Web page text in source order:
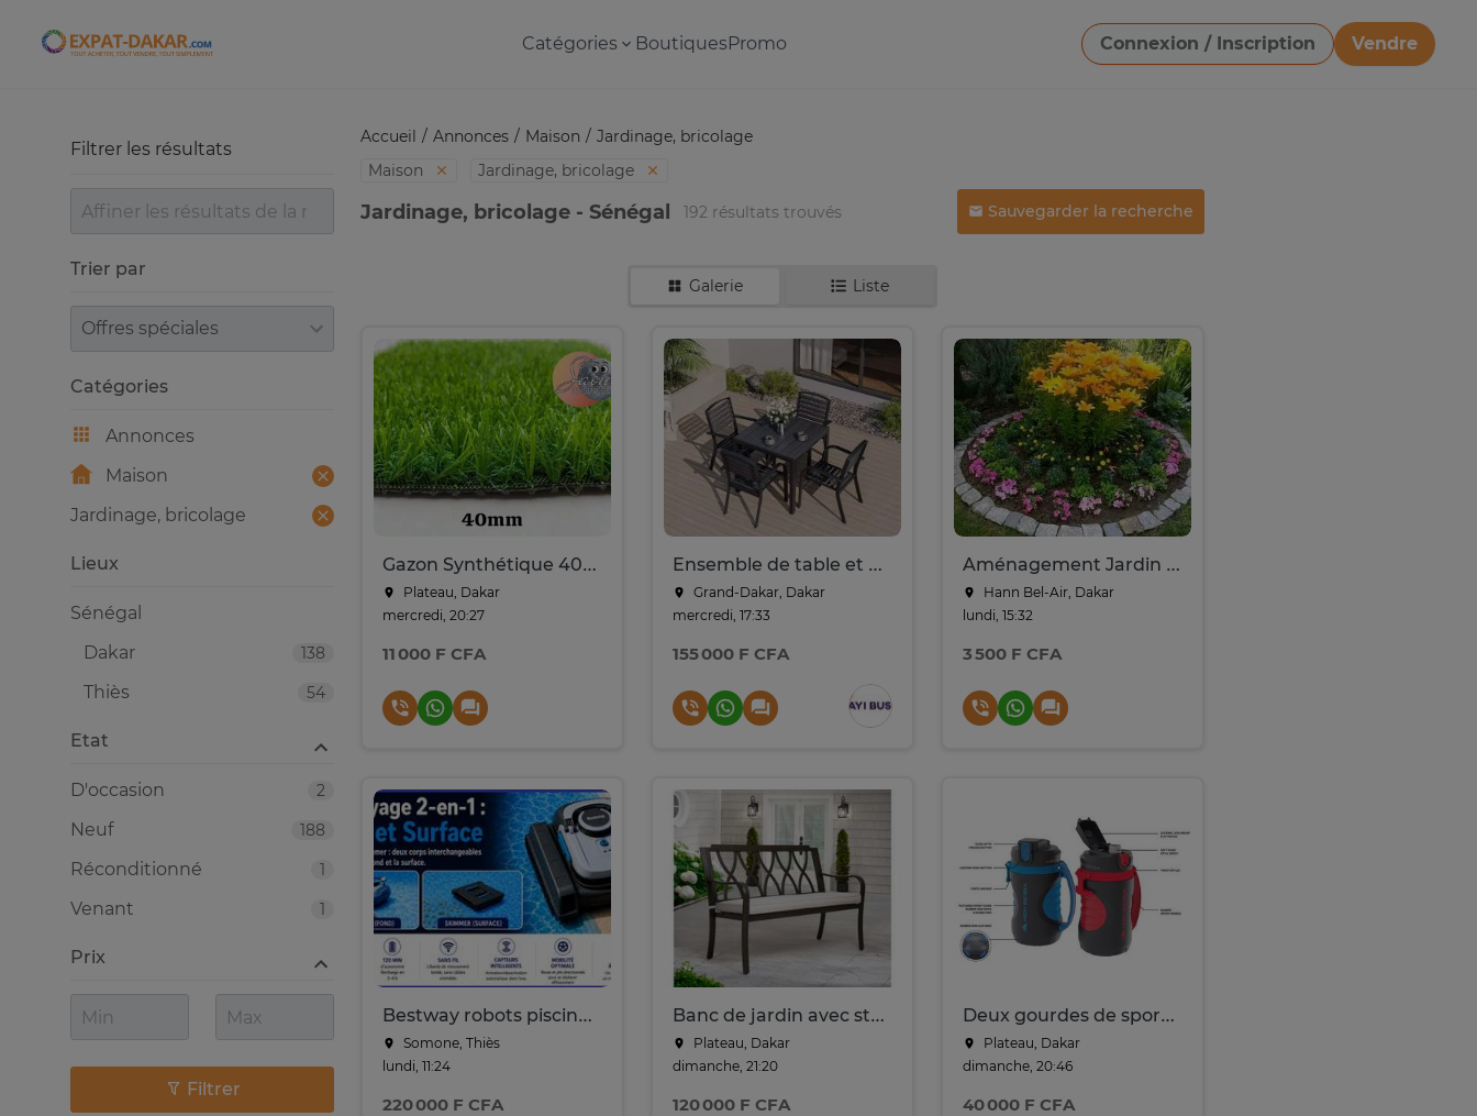
Expat-Dakar Catégories BoutiquesPromo Connexion / Inscription
Vendre
Télécharger une image
Accueil Annonces Maison
Jardinage, bricolage
Maison
Jardinage, bricolage
Jardinage, bricolage - Sénégal 192 résultats trouvés Sauvegarder la recherche
Galerie Liste
Gazon Synthétique 40mm Original
Plateau, Dakar
mercredi, 20:27
11 000 F CFA
Ensemble de table et de chaises d'extérieur
Grand-Dakar, Dakar
mercredi, 17:33
155 000 F CFA
Aménagement Jardin Espace Vert Paysager avec gazon naturel
Hann Bel-Air, Dakar
lundi, 15:32
3 500 F CFA
Bestway robots piscines 2-en-1 fond et surface sans fil
Somone, Thiès
lundi, 11:24
220 000 F CFA
Banc de jardin avec structure en alu, avec coussin
Plateau, Dakar
dimanche, 21:20
120 000 F CFA
Deux gourdes de sport de 1,9 L 10h de conservation
Plateau, Dakar
dimanche, 20:46
40 000 F CFA
Filtrer les résultats
Trier par
Trier par
Catégories
Annonces
Maison
Jardinage, bricolage
Lieux
Sénégal
138
Dakar
54
Thiès
Etat
2
D'occasion
188
Neuf
1
Réconditionné
1
Venant
Prix
Filtrer